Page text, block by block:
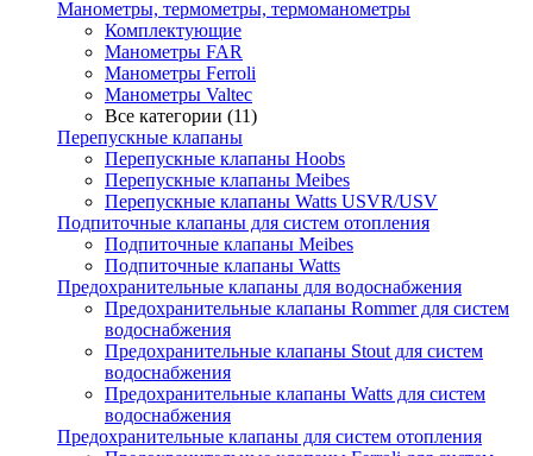
Манометры, термометры, термоманометры
Комплектующие
Манометры FAR
Манометры Ferroli
Манометры Valtec
Все категории (11)
Перепускные клапаны
Перепускные клапаны Hoobs
Перепускные клапаны Meibes
Перепускные клапаны Watts USVR/USV
Подпиточные клапаны для систем отопления
Подпиточные клапаны Meibes
Подпиточные клапаны Watts
Предохранительные клапаны для водоснабжения
Предохранительные клапаны Rommer для систем
водоснабжения
Предохранительные клапаны Stout для систем
водоснабжения
Предохранительные клапаны Watts для систем
водоснабжения
Предохранительные клапаны для систем отопления